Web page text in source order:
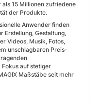
15 Millionen zufriedene
der Produkte.
Anwender finden
Erstellung, Gestaltung,
Videos, Musik, Fotos,
unschlagbaren Preis-
auf stetiger
Maßstäbe seit mehr